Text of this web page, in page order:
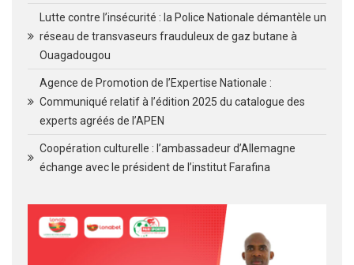
Lutte contre l’insécurité : la Police Nationale démantèle un
réseau de transvaseurs frauduleux de gaz butane à
Ouagadougou
Agence de Promotion de l’Expertise Nationale :
Communiqué relatif à l’édition 2025 du catalogue des
experts agréés de l’APEN
Coopération culturelle : l’ambassadeur d’Allemagne
échange avec le président de l’institut Farafina